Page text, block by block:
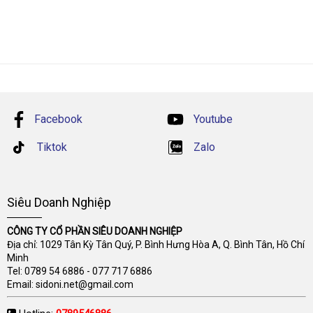
Facebook Youtube
Tiktok Zalo
Siêu Doanh Nghiệp
CÔNG TY CỔ PHẦN SIÊU DOANH NGHIỆP
Địa chỉ: 1029 Tân Kỳ Tân Quý, P. Bình Hưng Hòa A, Q. Bình Tân, Hồ Chí
Minh
Tel: 0789 54 6886 - 077 717 6886
Email: sidoni.net@gmail.com